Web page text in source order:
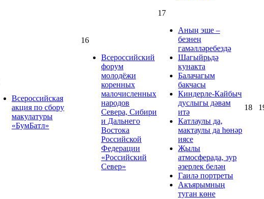
Всероссийская
акция по сбору
макулатуры
«БумБатл»
16
Всероссийский
форум
молодёжи
коренных
малочисленных
народов
Севера, Сибири
и Дальнего
Востока
Российской
Федерации
«Российский
Север»
17
Аның эше –
безнең
гамәлләребездә
Шагыйрьдә
кунакта
Балачагым
бакчасы
Киндерле-Кайбыч
дуслыгы дәвам
итә
Катлаулы да,
мактаулы да һөнәр
иясе
Җылы
атмосферада, зур
әзерлек белән
Гаилә портреты
Акъярымның
туган көне
18